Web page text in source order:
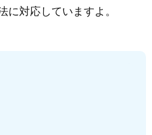
に対応していますよ。